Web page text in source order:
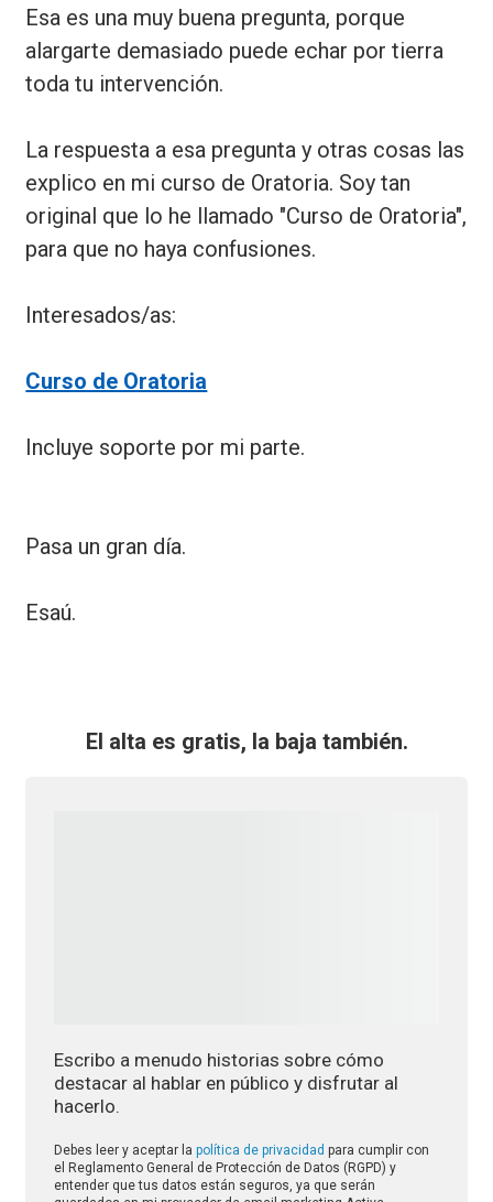
Esa es una muy buena pregunta, porque
alargarte demasiado puede echar por tierra
toda tu intervención.
La respuesta a esa pregunta y otras cosas las
explico en mi curso de Oratoria. Soy tan
original que lo he llamado "Curso de Oratoria",
para que no haya confusiones.
Interesados/as:
Curso de Oratoria
Incluye soporte por mi parte.
Pasa un gran día.
Esaú.
El alta es gratis, la baja también.
Escribo a menudo historias sobre cómo
destacar al hablar en público y disfrutar al
hacerlo.
Debes leer y aceptar lapolítica de privacidad para cumplir con
el Reglamento General de Protección de Datos (RGPD) y
entender que tus datos están seguros, ya que serán